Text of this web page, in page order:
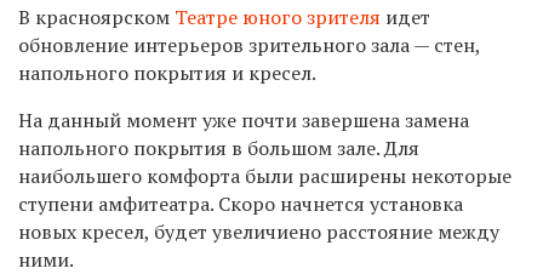
В красноярском Театре юного зрителя идет
обновление интерьеров зрительного зала — стен,
напольного покрытия и кресел.
На данный момент уже почти завершена замена
напольного покрытия в большом зале. Для
наибольшего комфорта были расширены некоторые
ступени амфитеатра. Скоро начнется установка
новых кресел, будет увеличиено расстояние между
ними.